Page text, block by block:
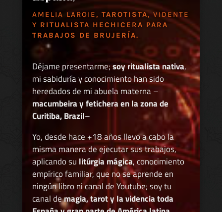
AMELIA LAROIE, TAROTISTA, VIDENTE
Y RITUALISTA HECHICERA PARA
TRABAJOS DE BRUJERÍA.
Déjame presentarme;soy ritualista nativa,
mi sabiduría y conocimiento han sido
heredados de mi abuela materna –
macumbeira y fetichera en la zona de
Curitiba, Brazil–
Yo, desde hace +18 años llevo a cabo la
misma manera de ejecutar sus trabajos,
aplicando su litúrgia mágica, conocimiento
empírico familiar, que no se aprende en
ningún libro ni canal de Youtube; soy tu
canal demagia, tarot y la videncia toda